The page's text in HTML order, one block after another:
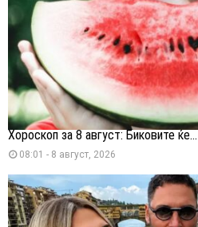
Хороскоп за 8 август: Биковите ќе...
08:01 - 8 август, 2026